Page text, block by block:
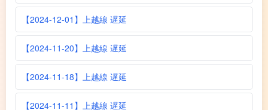
【2024-12-01】上越線 遅延
【2024-11-20】上越線 遅延
【2024-11-18】上越線 遅延
【2024-11-11】上越線 遅延